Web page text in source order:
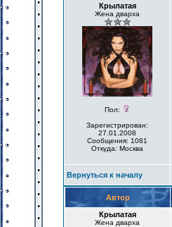
Крылатая
Жена дварха
Пол:
Зарегистрирован:
27.01.2008
Сообщения: 1081
Откуда: Москва
Вернуться к началу
Автор
Крылатая
Жена дварха